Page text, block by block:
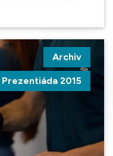
Archiv
Prezentiáda 2015